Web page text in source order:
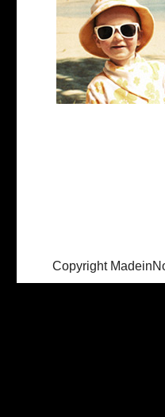
Copyright